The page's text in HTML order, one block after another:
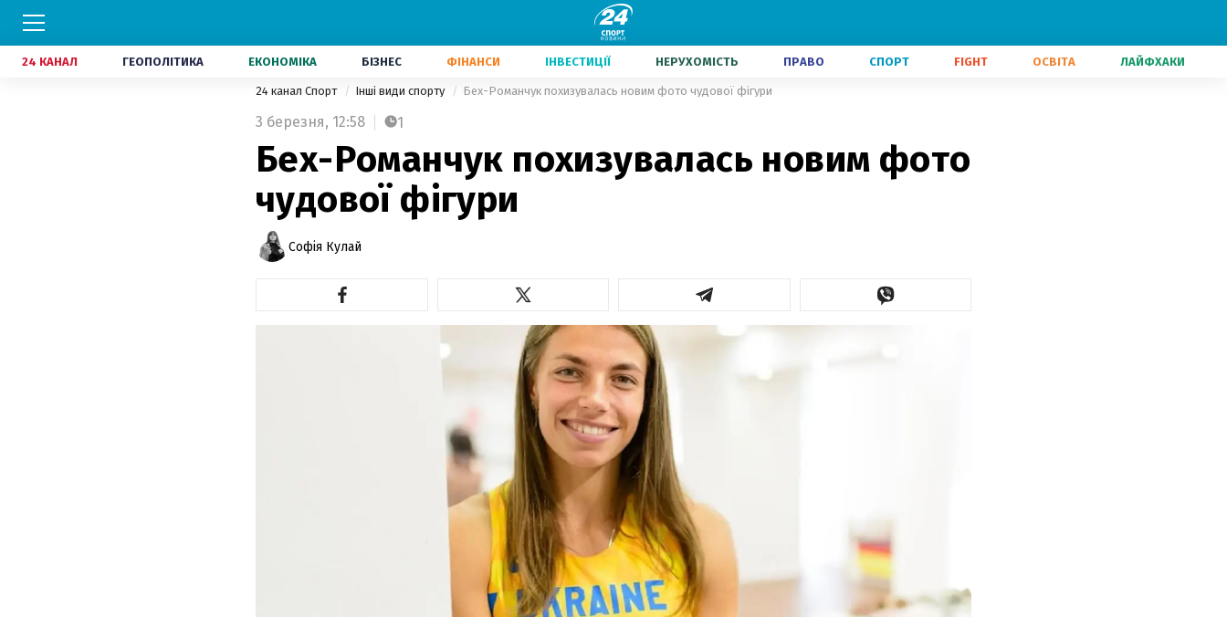
24 КАНАЛ ГЕОПОЛІТИКА ЕКОНОМІКА БІЗНЕС ФІНАНСИ ІНВЕСТИЦІЇ НЕРУХОМІСТЬ ПРАВО СПОРТ FIGHT ОСВІТА ЛАЙФХАКИ
24 канал Спорт Інші види спорту Бех-Романчук похизувалась новим фото чудової фігури
3 березня, 12:58 1
Бех-Романчук похизувалась новим фото
чудової фігури
Софія Кулай